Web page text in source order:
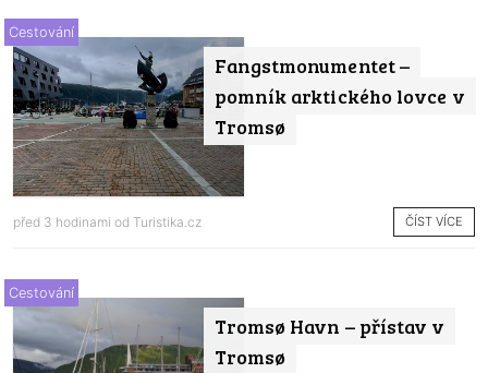
Fangstmonumentet –
pomník arktického lovce v
Tromsø
Cestování
před 3 hodinami od Turistika.cz ČÍST VÍCE
Tromsø Havn – přístav v
Tromsø
Cestování